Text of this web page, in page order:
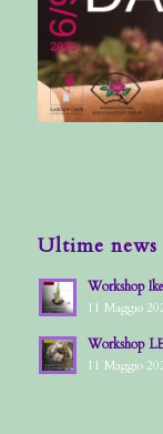
Ultime news
Workshop
11 Maggio
Workshop
11 Maggio